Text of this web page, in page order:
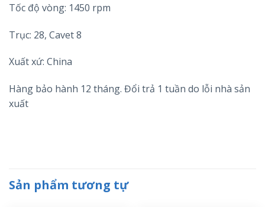
Tốc độ vòng: 1450 rpm
Trục: 28, Cavet 8
Xuất xứ: China
Hàng bảo hành 12 tháng. Đổi trả 1 tuần do lỗi nhà sản
xuất
Sản phẩm tương tự